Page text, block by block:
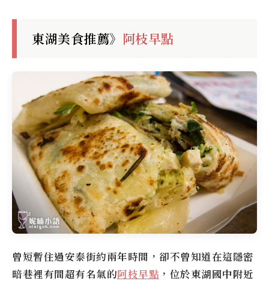
東湖美食推薦》 阿枝早點
曾短暫住過安泰街約兩年時間，卻不曾知道在這隱密
暗巷裡有間超有名氣的阿枝早點 ，位於東湖國中附近